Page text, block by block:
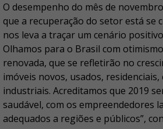
O desempenho do mês de
que a recuperação do setor está se
nos leva a traçar um cenário
Olhamos para o Brasil com
renovada, que se refletirão no
imóveis novos, usados, residenciais,
industriais. Acreditamos que 2019
saudável, com os empreendedores
adequados a regiões e públicos”,